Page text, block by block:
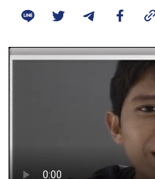
บทความแคมเปญ
สื่อของแคมเปญ